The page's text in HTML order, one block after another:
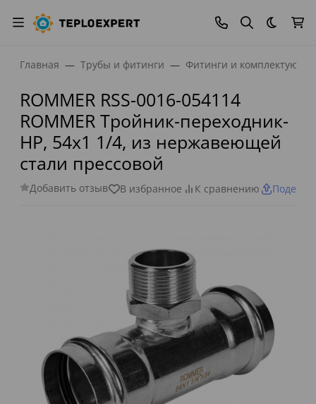
Темная
Главная Трубы и фитинги Фитинги и
ROMMER RSS-0016-054114
ROMMER Тройник-переходник-
НР, 54х1 1/4, из нержавеющей
стали прессовой
Добавить отзыв В избранное К сравнению